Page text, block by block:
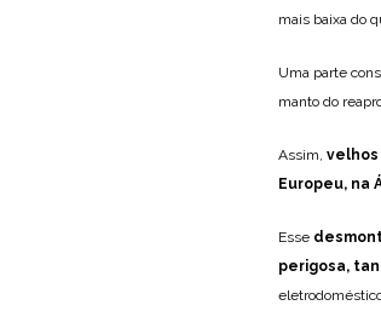
mais baixa do
Uma parte
manto do
Assim, velhos
Europeu, na
Esse
perigosa,